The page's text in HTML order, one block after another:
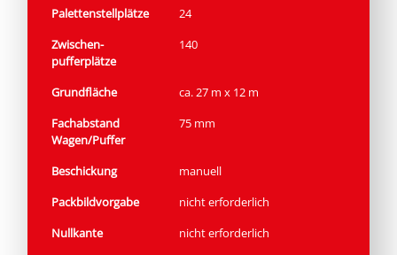
Paletten­stellplätze
24
Zwischen­
pufferplätze
140
Grundfläche
ca. 27 m x 12 m
Fachabstand
Wagen/Puffer
75 mm
Beschickung
manuell
Packbildvorgabe
nicht erforderlich
Nullkante
nicht erforderlich